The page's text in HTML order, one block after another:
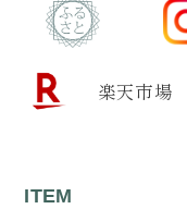
楽天市場
ITEM